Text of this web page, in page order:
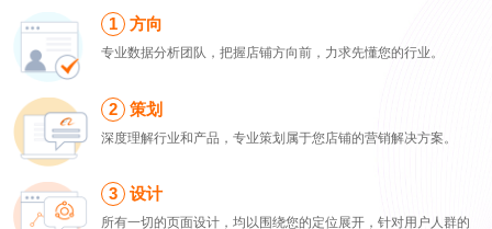
方向
专业数据分析团队，把握店铺方向前，力求先懂您的行业。
策划
深度理解行业和产品，专业策划属于您店铺的营销解决方案。
设计
所有一切的页面设计，均以围绕您的定位展开，针对用户人群的